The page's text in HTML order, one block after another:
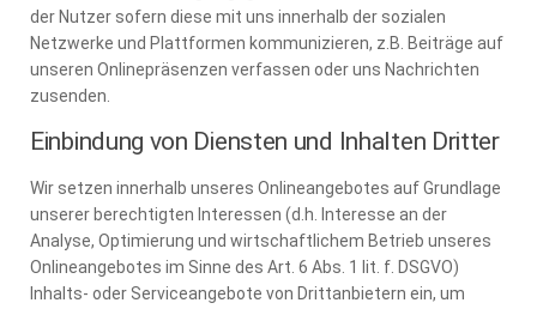
der Nutzer sofern diese mit uns innerhalb der sozialen
Netzwerke und Plattformen kommunizieren, z.B. Beiträge auf
unseren Onlinepräsenzen verfassen oder uns Nachrichten
zusenden.
Einbindung von Diensten und Inhalten Dritter
Wir setzen innerhalb unseres Onlineangebotes auf Grundlage
unserer berechtigten Interessen (d.h. Interesse an der
Analyse, Optimierung und wirtschaftlichem Betrieb unseres
Onlineangebotes im Sinne des Art. 6 Abs. 1 lit. f. DSGVO)
Inhalts- oder Serviceangebote von Drittanbietern ein, um